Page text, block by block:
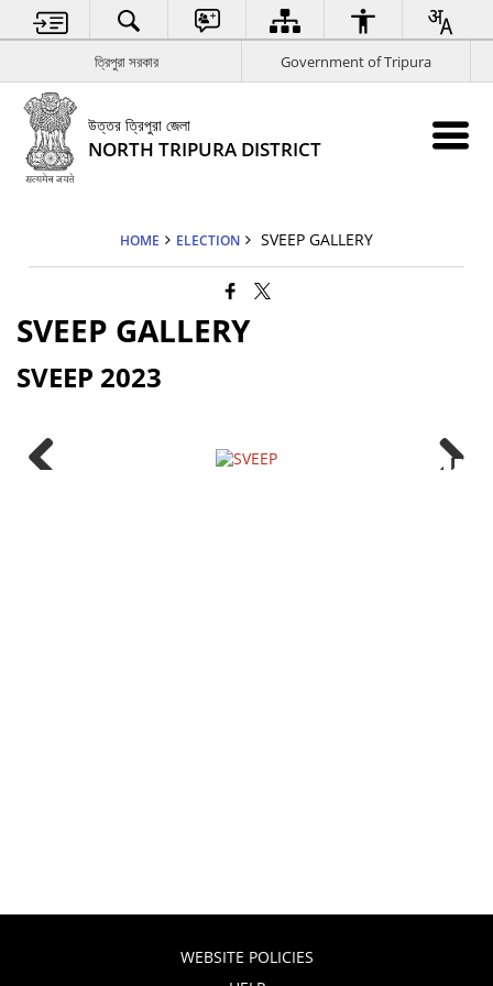
ত্রিপুরা সরকার Government of Tripura
উত্তর ত্রিপুরা জেলা
NORTH TRIPURA DISTRICT
HOME ELECTION SVEEP GALLERY
SVEEP GALLERY
SVEEP 2023
WEBSITE POLICIES